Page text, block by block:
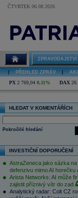
ČTVRTEK 06.08.2026
ZPRAVODAJSTVÍ
PŘEHLED ZPRÁV
PX 2 769,04 0,11% DAX 26
HLEDAT V KOMENTÁŘÍCH
Pokročilé hledání
INVESTIČNÍ DOPORUČENÍ
AstraZeneca jako sázka na
defenzivu mimo AI horečku
Arista Networks: AI může
zajistit příznivý vítr do zad
Analytický radar: Colt CZ